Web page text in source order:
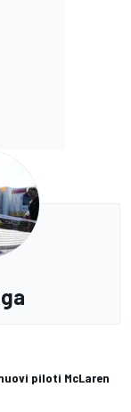
piloti McLaren